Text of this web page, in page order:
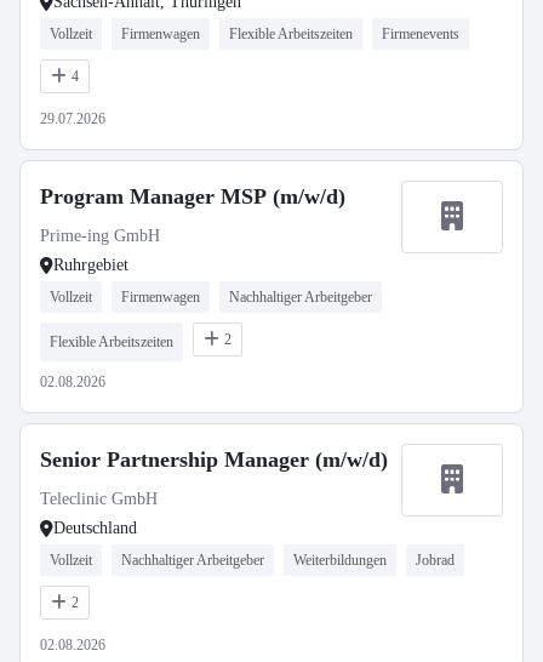
Vollzeit Firmenwagen Flexible Arbeitszeiten Firmenevents
4
29.07.2026
Program Manager MSP (m/w/d)
Prime-ing GmbH
Ruhrgebiet
Vollzeit Firmenwagen Nachhaltiger Arbeitgeber
Flexible Arbeitszeiten 2
02.08.2026
Senior Partnership Manager (m/w/d)
Teleclinic GmbH
Deutschland
Vollzeit Nachhaltiger Arbeitgeber Weiterbildungen Jobrad
2
02.08.2026